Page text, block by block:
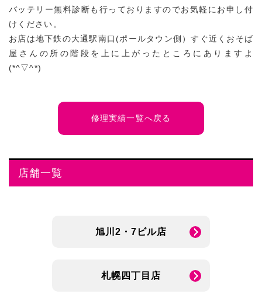
バッテリー無料診断も行っておりますのでお気軽にお申し付
けください。
お店は地下鉄の大通駅南口(ポールタウン側）すぐ近くおそば
屋さんの所の階段を上に上がったところにありますよ
(*^▽^*)
修理実績一覧へ戻る
店舗一覧
旭川2・7ビル店
札幌四丁目店